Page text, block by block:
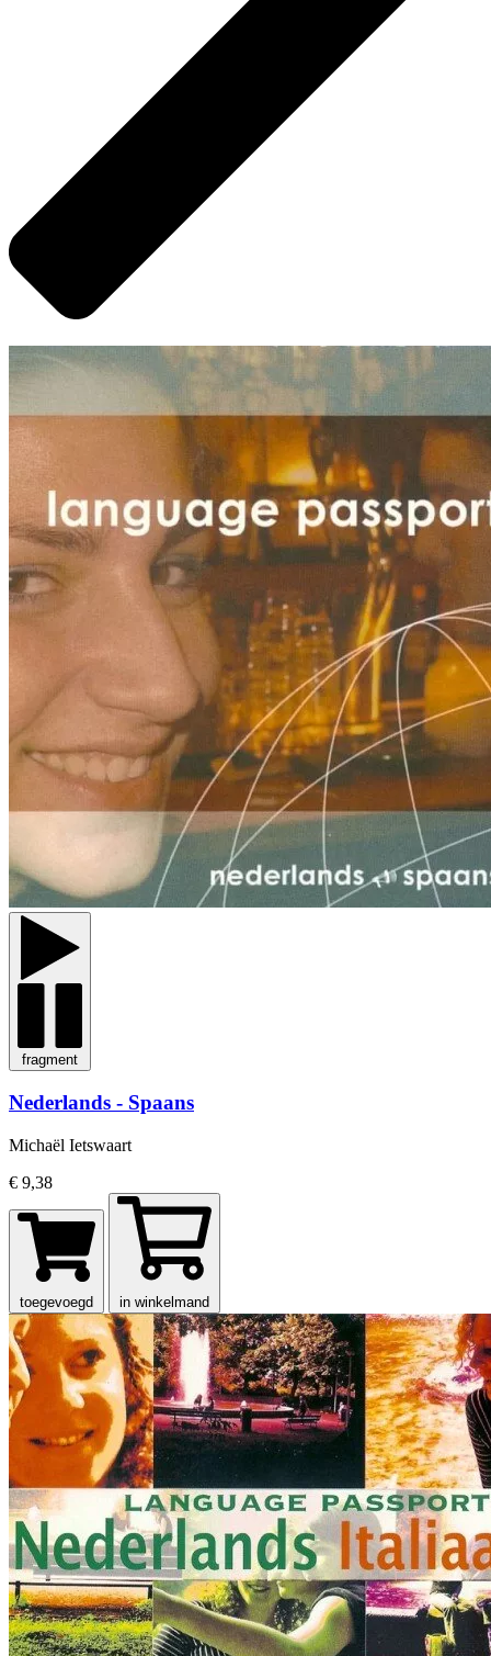
fragment
Nederlands - Spaans
Michaël Ietswaart
€ 9,38
toegevoegd in winkelmand